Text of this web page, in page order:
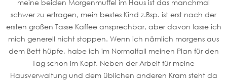
meine beiden Morgenmuffel im Haus ist das manchmal
schwer zu ertragen, mein bestes Kind z.Bsp. ist erst nach der
ersten großen Tasse Kaffee ansprechbar, aber davon lasse ich
mich generell nicht stoppen. Wenn ich nämlich morgens aus
dem Bett hüpfe, habe ich im Normalfall meinen Plan für den
Tag schon im Kopf. Neben der Arbeit für meine
Hausverwaltung und dem üblichen anderen Kram steht da